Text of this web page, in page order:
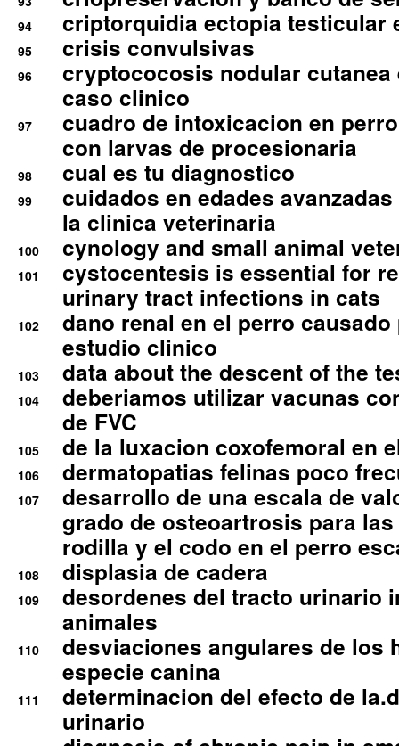
94 criptorquidia ectopia testicular
95 crisis convulsivas
96
cryptococosis nodular cutanea
caso clinico
97
cuadro de intoxicacion en
con larvas de procesionaria
98 cual es tu diagnostico
99
cuidados en edades
la clinica veterinaria
100 cynology and small animal
101
cystocentesis is essential for
urinary tract infections in cats
102
dano renal en el perro
estudio clinico
103 data about the descent of the
104
deberiamos utilizar vacunas
de FVC
105 de la luxacion coxofemoral en
106 dermatopatias felinas poco
107
desarrollo de una escala de
grado de osteoartrosis para
rodilla y el codo en el perro
108 displasia de cadera
109
desordenes del tracto urinario
animales
110
desviaciones angulares de los
especie canina
111
determinacion del efecto de
urinario